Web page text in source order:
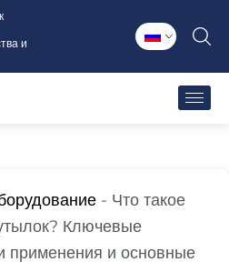
и
- Что такое
Ключевые
применения и основные